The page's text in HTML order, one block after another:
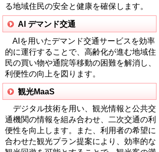
る地域住民の安全と健康を確保します。
AI デマンド交通
AIを用いたデマンド交通サービスを効率
的に運行することで、高齢化が進む地域住
民の買い物や通院等移動の困難を解消し、
利便性の向上を図ります。
観光MaaS
デジタル技術を用い、観光情報と公共交
通機関の情報を組み合わせ、二次交通の利
便性を向上します。また、利用者の希望に
合わせた観光プラン提案により、効率的な